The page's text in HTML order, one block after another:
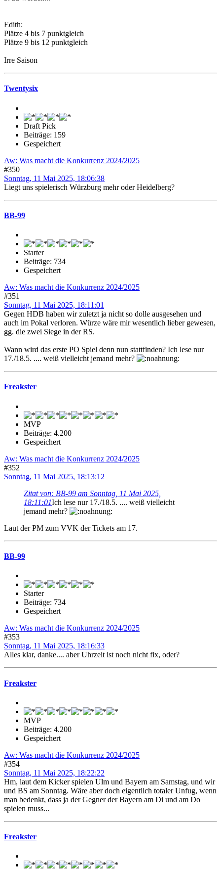
Edith:
Plätze 4 bis 7 punktgleich
Plätze 9 bis 12 punktgleich
Irre Saison
Twentysix
Draft Pick
Beiträge: 159
Gespeichert
Aw: Was macht die Konkurrenz 2024/2025
#350
Sonntag, 11 Mai 2025, 18:06:38
Liegt uns spielerisch Würzburg mehr oder Heidelberg?
BB-99
Starter
Beiträge: 734
Gespeichert
Aw: Was macht die Konkurrenz 2024/2025
#351
Sonntag, 11 Mai 2025, 18:11:01
Gegen HDB haben wir zuletzt ja nicht so dolle ausgesehen und
auch im Pokal verloren. Würze wäre mir wesentlich lieber gewesen,
gg. die zwei Siege in der RS.
Wann wird das erste PO Spiel denn nun stattfinden? Ich lese nur
17./18.5. .... weiß vielleicht jemand mehr?
Freakster
MVP
Beiträge: 4.200
Gespeichert
Aw: Was macht die Konkurrenz 2024/2025
#352
Sonntag, 11 Mai 2025, 18:13:12
Zitat von: BB-99 am Sonntag, 11 Mai 2025,
18:11:01Ich lese nur 17./18.5. .... weiß vielleicht
jemand mehr?
Laut der PM zum VVK der Tickets am 17.
BB-99
Starter
Beiträge: 734
Gespeichert
Aw: Was macht die Konkurrenz 2024/2025
#353
Sonntag, 11 Mai 2025, 18:16:33
Alles klar, danke.... aber Uhrzeit ist noch nicht fix, oder?
Freakster
MVP
Beiträge: 4.200
Gespeichert
Aw: Was macht die Konkurrenz 2024/2025
#354
Sonntag, 11 Mai 2025, 18:22:22
Hm, laut dem Kicker spielen Ulm und Bayern am Samstag, und wir
und BS am Sonntag. Wäre aber doch eigentlich totaler Unfug, wenn
man bedenkt, dass ja der Gegner der Bayern am Di und am Do
spielen muss...
Freakster